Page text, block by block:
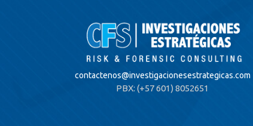
contactenos@investigacionesestrategicas.com
PBX: (+57 601) 8052651